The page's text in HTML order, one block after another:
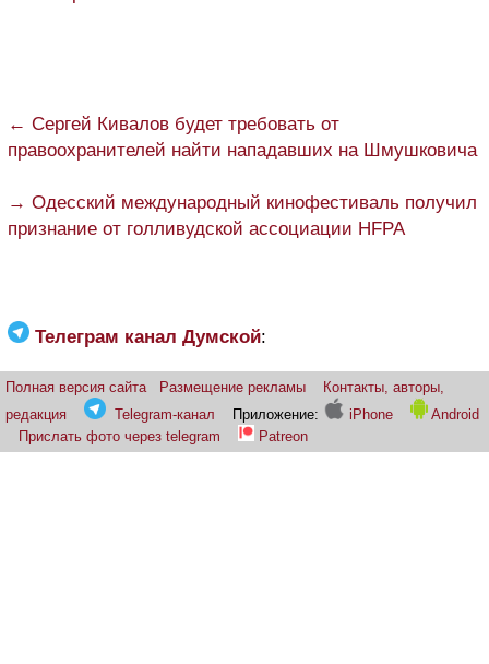
← Сергей Кивалов будет требовать от
правоохранителей найти нападавших на Шмушковича
→ Одесский международный кинофестиваль получил
признание от голливудской ассоциации HFPA
Телеграм канал Думской:
Полная версия сайта Размещение рекламы
Контакты, авторы,
редакция
Telegram-канал Приложение: iPhone
Android
Прислать фото через telegram
Patreon